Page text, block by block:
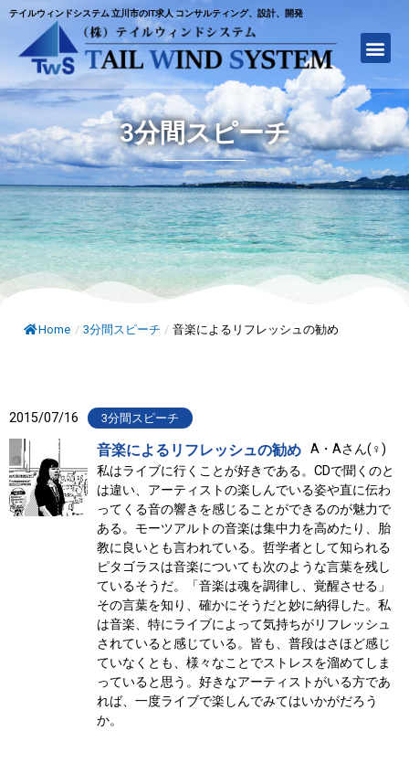
テイルウィンドシステム 立川市のIT求人 コンサルティング、設計、開発
3分間スピーチ
Home / 3分間スピーチ / 音楽によるリフレッシュの勧め
2015/07/16 3分間スピーチ
音楽によるリフレッシュの勧め
A・Aさん(♀)
私はライブに行くことが好きである。CDで聞くのと
は違い、アーティストの楽しんでいる姿や直に伝わ
ってくる音の響きを感じることができるのが魅力で
ある。モーツアルトの音楽は集中力を高めたり、胎
教に良いとも言われている。哲学者として知られる
ピタゴラスは音楽についても次のような言葉を残し
ているそうだ。「音楽は魂を調律し、覚醒させる」
その言葉を知り、確かにそうだと妙に納得した。私
は音楽、特にライブによって気持ちがリフレッシュ
されていると感じている。皆も、普段はさほど感じ
ていなくとも、様々なことでストレスを溜めてしま
っていると思う。好きなアーティストがいる方であ
れば、一度ライブで楽しんでみてはいかがだろう
か。